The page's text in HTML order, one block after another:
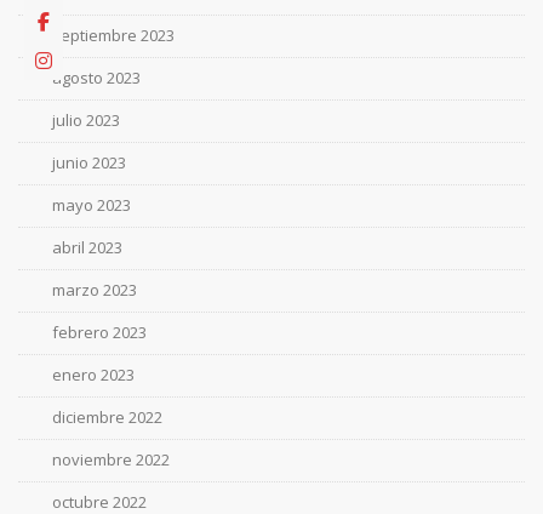
septiembre 2023
agosto 2023
julio 2023
junio 2023
mayo 2023
abril 2023
marzo 2023
febrero 2023
enero 2023
diciembre 2022
noviembre 2022
octubre 2022